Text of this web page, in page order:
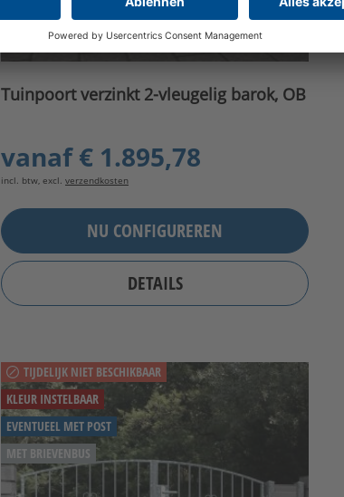
Tuinpoort verzinkt 2-vleugelig barok, OB
vanaf€ 1.895,78
incl. btw, excl. verzendkosten
NU CONFIGUREREN
DETAILS
TIJDELIJK NIET BESCHIKBAAR
KLEUR INSTELBAAR
EVENTUEEL MET POST
MET BRIEVENBUS